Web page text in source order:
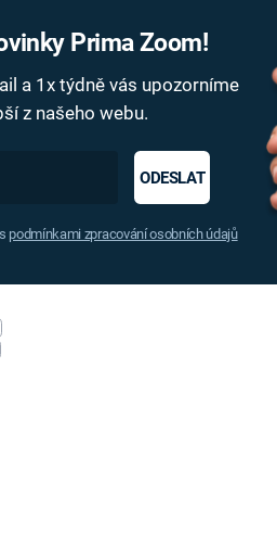
Prima Zoom!
a 1x týdně vás upozorníme
z našeho webu.
ODESLAT
podmínkami zpracování osobních údajů